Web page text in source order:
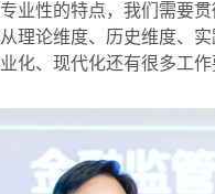
业性的特点，我们需要
理论维度、历史维度、
化、现代化还有很多工作